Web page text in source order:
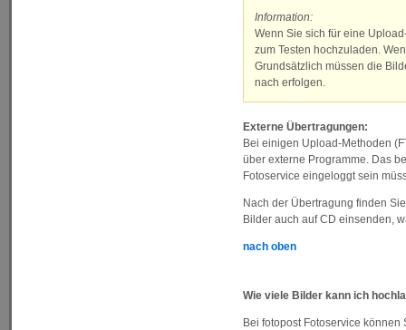
Information:
Wenn Sie sich für eine
zum Testen hochzuladen.
Grundsätzlich müssen die
nach erfolgen.
Externe Übertragungen:
Bei einigen Upload-Methoden
über externe Programme. Das
Fotoservice eingeloggt sein
Nach der Übertragung finden
Bilder auch auf CD einsenden,
nach oben
Wie viele Bilder kann ich
Bei fotopost Fotoservice